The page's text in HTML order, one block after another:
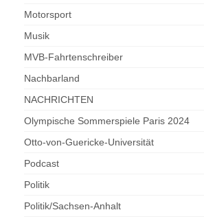
Motorsport
Musik
MVB-Fahrtenschreiber
Nachbarland
NACHRICHTEN
Olympische Sommerspiele Paris 2024
Otto-von-Guericke-Universität
Podcast
Politik
Politik/Sachsen-Anhalt